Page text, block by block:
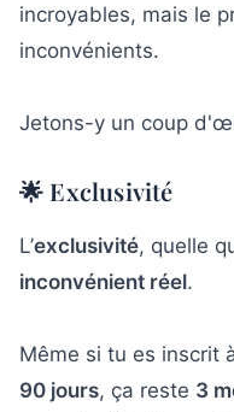
incroyables, mais le
inconvénients.
Jetons-y un coup
🌟 Exclusivité
L’exclusivité, quelle
inconvénient réel.
Même si tu es inscrit
90 jours, ça reste 3